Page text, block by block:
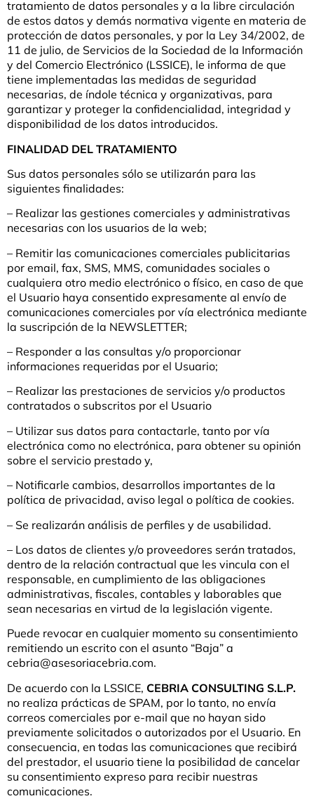
tratamiento de datos personales y a la libre circulación
de estos datos y demás normativa vigente en materia de
protección de datos personales, y por la Ley 34/2002, de
11 de julio, de Servicios de la Sociedad de la Información
y del Comercio Electrónico (LSSICE), le informa de que
tiene implementadas las medidas de seguridad
necesarias, de índole técnica y organizativas, para
garantizar y proteger la confidencialidad, integridad y
disponibilidad de los datos introducidos.
FINALIDAD DEL TRATAMIENTO
Sus datos personales sólo se utilizarán para las
siguientes finalidades:
– Realizar las gestiones comerciales y administrativas
necesarias con los usuarios de la web;
– Remitir las comunicaciones comerciales publicitarias
por email, fax, SMS, MMS, comunidades sociales o
cualquiera otro medio electrónico o físico, en caso de que
el Usuario haya consentido expresamente al envío de
comunicaciones comerciales por vía electrónica mediante
la suscripción de la NEWSLETTER;
– Responder a las consultas y/o proporcionar
informaciones requeridas por el Usuario;
– Realizar las prestaciones de servicios y/o productos
contratados o subscritos por el Usuario
– Utilizar sus datos para contactarle, tanto por vía
electrónica como no electrónica, para obtener su opinión
sobre el servicio prestado y,
– Notificarle cambios, desarrollos importantes de la
política de privacidad, aviso legal o política de cookies.
– Se realizarán análisis de perfiles y de usabilidad.
– Los datos de clientes y/o proveedores serán tratados,
dentro de la relación contractual que les vincula con el
responsable, en cumplimiento de las obligaciones
administrativas, fiscales, contables y laborables que
sean necesarias en virtud de la legislación vigente.
Puede revocar en cualquier momento su consentimiento
remitiendo un escrito con el asunto “Baja” a
cebria@asesoriacebria.com.
De acuerdo con la LSSICE, CEBRIA CONSULTING S.L.P.
no realiza prácticas de SPAM, por lo tanto, no envía
correos comerciales por e-mail que no hayan sido
previamente solicitados o autorizados por el Usuario. En
consecuencia, en todas las comunicaciones que recibirá
del prestador, el usuario tiene la posibilidad de cancelar
su consentimiento expreso para recibir nuestras
comunicaciones.